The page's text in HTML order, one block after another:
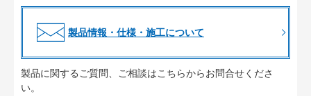
製品情報・仕様・施工について
製品に関するご質問、ご相談はこちらからお問合せくださ
い。